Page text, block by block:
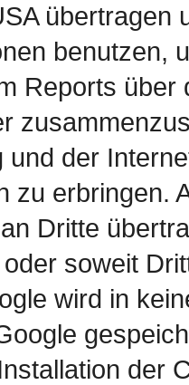
übertragen
benutzen,
Reports über
und der
zu erbringen.
Dritte
soweit
wird in
der